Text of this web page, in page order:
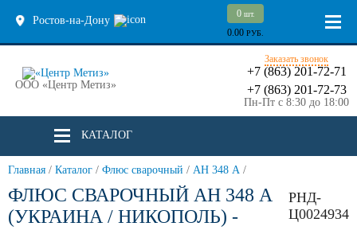
Ростов-на-Дону
0 шт.
0.00 РУБ.
ООО «Центр Метиз»
Заказать звонок
+7 (863) 201-72-71
+7 (863) 201-72-73
Пн-Пт с 8:30 до 18:00
КАТАЛОГ
Главная / Каталог / Флюс сварочный / АН 348 А /
ФЛЮС СВАРОЧНЫЙ АН 348 А
(УКРАИНА / НИКОПОЛЬ) -
РНД-
Ц0024934